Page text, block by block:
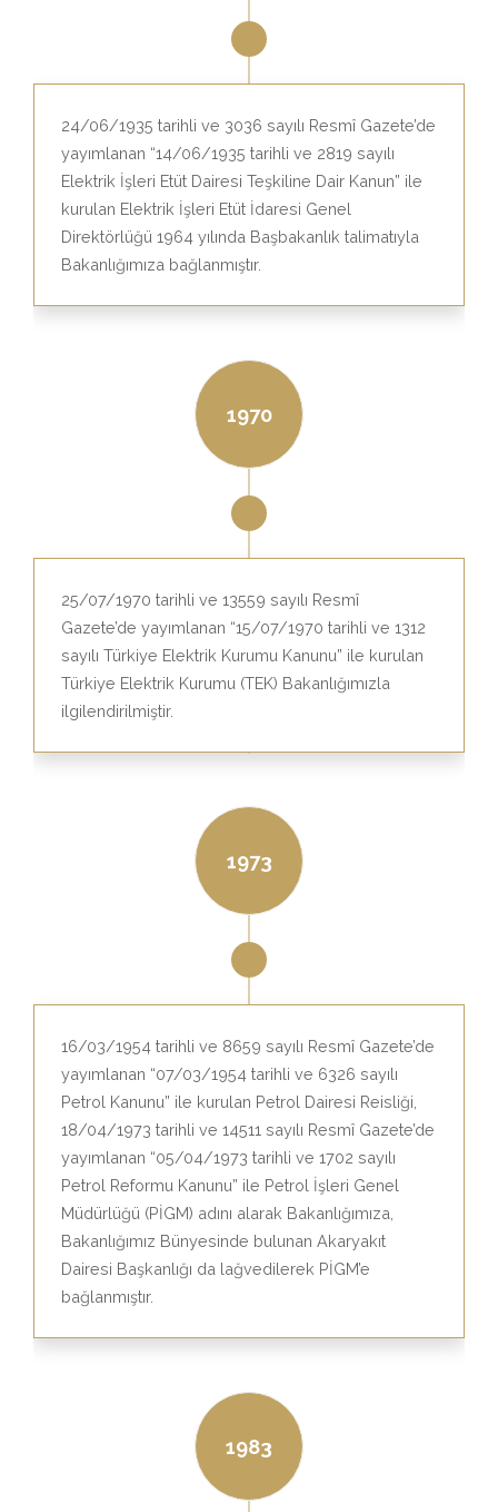
24/06/1935 tarihli ve 3036 sayılı Resmî Gazete’de
yayımlanan “14/06/1935 tarihli ve 2819 sayılı
Elektrik İşleri Etüt Dairesi Teşkiline Dair Kanun” ile
kurulan Elektrik İşleri Etüt İdaresi Genel
Direktörlüğü 1964 yılında Başbakanlık talimatıyla
Bakanlığımıza bağlanmıştır.
1970
25/07/1970 tarihli ve 13559 sayılı Resmî
Gazete’de yayımlanan “15/07/1970 tarihli ve 1312
sayılı Türkiye Elektrik Kurumu Kanunu” ile kurulan
Türkiye Elektrik Kurumu (TEK) Bakanlığımızla
ilgilendirilmiştir.
1973
16/03/1954 tarihli ve 8659 sayılı Resmî Gazete’de
yayımlanan “07/03/1954 tarihli ve 6326 sayılı
Petrol Kanunu” ile kurulan Petrol Dairesi Reisliği,
18/04/1973 tarihli ve 14511 sayılı Resmî Gazete’de
yayımlanan “05/04/1973 tarihli ve 1702 sayılı
Petrol Reformu Kanunu” ile Petrol İşleri Genel
Müdürlüğü (PİGM) adını alarak Bakanlığımıza,
Bakanlığımız Bünyesinde bulunan Akaryakıt
Dairesi Başkanlığı da lağvedilerek PİGM’e
bağlanmıştır.
1983